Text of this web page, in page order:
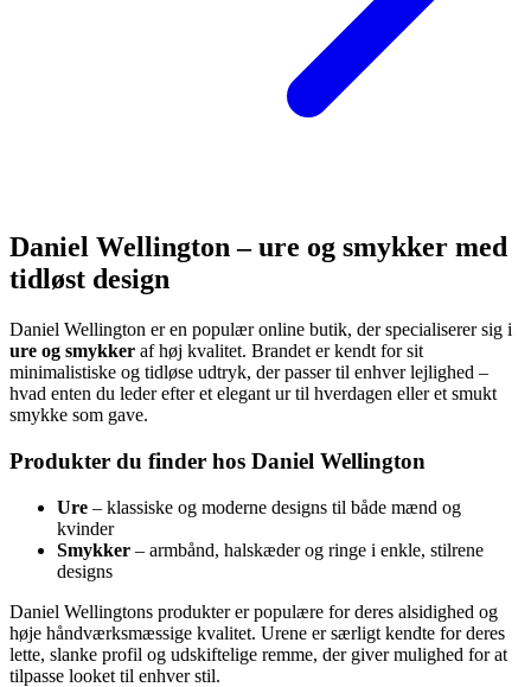
Daniel Wellington – ure og smykker med
tidløst design
Daniel Wellington er en populær online butik, der specialiserer sig i
ure og smykker af høj kvalitet. Brandet er kendt for sit
minimalistiske og tidløse udtryk, der passer til enhver lejlighed –
hvad enten du leder efter et elegant ur til hverdagen eller et smukt
smykke som gave.
Produkter du finder hos Daniel Wellington
Ure – klassiske og moderne designs til både mænd og
kvinder
Smykker – armbånd, halskæder og ringe i enkle, stilrene
designs
Daniel Wellingtons produkter er populære for deres alsidighed og
høje håndværksmæssige kvalitet. Urene er særligt kendte for deres
lette, slanke profil og udskiftelige remme, der giver mulighed for at
tilpasse looket til enhver stil.